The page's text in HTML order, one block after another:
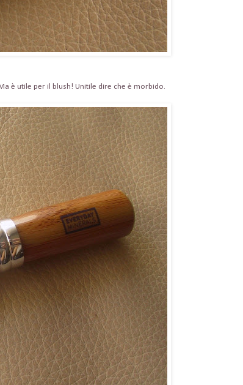
è utile per il blush! Unitile dire che è morbido.